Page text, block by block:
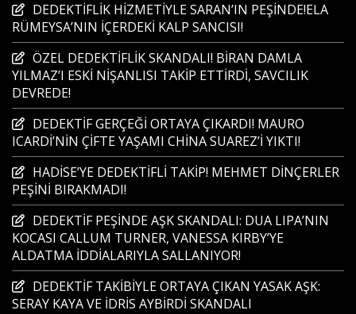
DEDEKTİFLİK HİZMETİYLE SARAN’IN PEŞİNDE!ELA
RÜMEYSA’NIN İÇERDEKİ KALP SANCISI!
ÖZEL DEDEKTİFLİK SKANDALI! BİRAN DAMLA
YILMAZ’I ESKİ NİŞANLISI TAKİP ETTİRDİ, SAVCILIK
DEVREDE!
DEDEKTİF GERÇEĞİ ORTAYA ÇIKARDI! MAURO
ICARDİ’NİN ÇİFTE YAŞAMI CHİNA SUAREZ’İ YIKTI!
HADİSE’YE DEDEKTİFLİ TAKİP! MEHMET DİNÇERLER
PEŞİNİ BIRAKMADI!
DEDEKTİF PEŞİNDE AŞK SKANDALI: DUA LIPA’NIN
KOCASI CALLUM TURNER, VANESSA KIRBY’YE
ALDATMA İDDİALARIYLA SALLANIYOR!
DEDEKTİF TAKİBİYLE ORTAYA ÇIKAN YASAK AŞK:
SERAY KAYA VE İDRİS AYBİRDİ SKANDALI